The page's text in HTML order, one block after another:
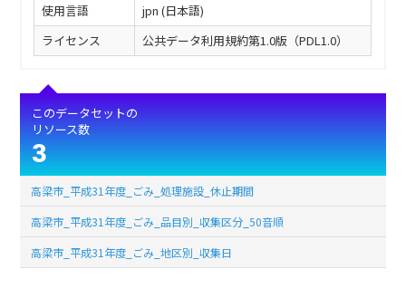
使用言語
jpn (日本語)
ライセンス
公共データ利用規約第1.0版（PDL1.0）
このデータセットの
リソース数
3
高梁市_平成31年度_ごみ_処理施設_休止期間
高梁市_平成31年度_ごみ_品目別_収集区分_50音順
高梁市_平成31年度_ごみ_地区別_収集日